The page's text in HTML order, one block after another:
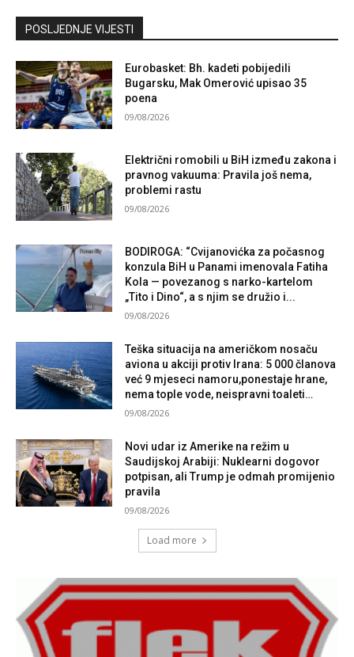
Kontaktirajte nas
POSLJEDNJE VIJESTI
Eurobasket: Bh. kadeti pobijedili
Bugarsku, Mak Omerović upisao 35
poena
09/08/2026
Električni romobili u BiH između zakona i
pravnog vakuuma: Pravila još nema,
problemi rastu
09/08/2026
BODIROGA: “Cvijanovićka za počasnog
konzula BiH u Panami imenovala Fatiha
Kola — povezanog s narko-kartelom
„Tito i Dino“, a s njim se družio i...
09/08/2026
Teška situacija na američkom nosaču
aviona u akciji protiv Irana: 5 000 članova
već 9 mjeseci namoru,ponestaje hrane,
nema tople vode, neispravni toaleti…
09/08/2026
Novi udar iz Amerike na režim u
Saudijskoj Arabiji: Nuklearni dogovor
potpisan, ali Trump je odmah promijenio
pravila
09/08/2026
Load more